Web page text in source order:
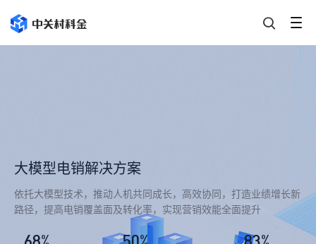
大模型电销解决方案
依托大模型技术，推动人机共同成长，高效协同，打造业绩增长新
路径，提高电销覆盖面及转化率，实现营销效能全面提升
68% 50% 83%